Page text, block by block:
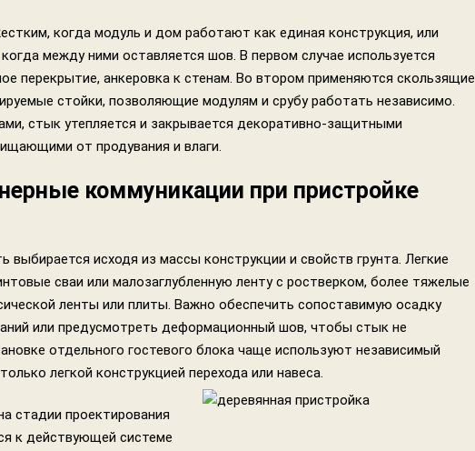
когда модуль и дом работают как единая конструкция, или
между ними оставляется шов. В первом случае используется
перекрытие, анкеровка к стенам. Во втором применяются скользящие
стойки, позволяющие модулям и срубу работать независимо.
стык утепляется и закрывается декоративно-защитными
от продувания и влаги.
коммуникации при пристройке
исходя из массы конструкции и свойств грунта. Легкие
сваи или малозаглубленную ленту с ростверком, более тяжелые
ленты или плиты. Важно обеспечить сопоставимую осадку
или предусмотреть деформационный шов, чтобы стык не
отдельного гостевого блока чаще используют независимый
легкой конструкцией перехода или навеса.
стадии проектирования
к действующей системе